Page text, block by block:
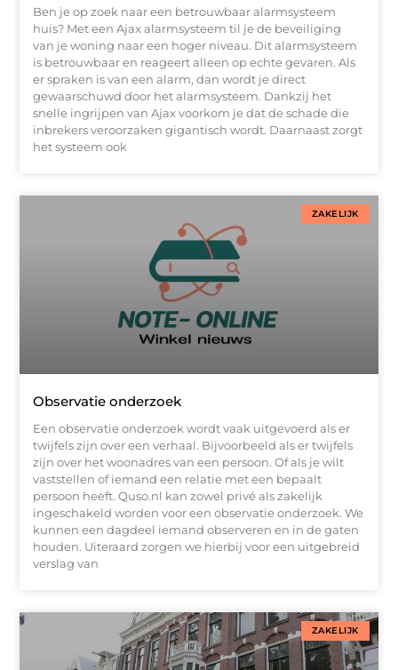
Ben je op zoek naar een betrouwbaar alarmsysteem
huis? Met een Ajax alarmsysteem til je de beveiliging
van je woning naar een hoger niveau. Dit alarmsysteem
is betrouwbaar en reageert alleen op echte gevaren. Als
er spraken is van een alarm, dan wordt je direct
gewaarschuwd door het alarmsysteem. Dankzij het
snelle ingrijpen van Ajax voorkom je dat de schade die
inbrekers veroorzaken gigantisch wordt. Daarnaast zorgt
het systeem ook
ZAKELIJK
Observatie onderzoek
Een observatie onderzoek wordt vaak uitgevoerd als er
twijfels zijn over een verhaal. Bijvoorbeeld als er twijfels
zijn over het woonadres van een persoon. Of als je wilt
vaststellen of iemand een relatie met een bepaalt
persoon heeft. Quso.nl kan zowel privé als zakelijk
ingeschakeld worden voor een observatie onderzoek. We
kunnen een dagdeel iemand observeren en in de gaten
houden. Uiteraard zorgen we hierbij voor een uitgebreid
verslag van
ZAKELIJK